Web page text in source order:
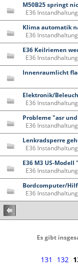
M50B25 springt
E36
Klima automatik
E36
E36 Keilriemen
E36
Innenraumlicht
Elektronik/
E36
Probleme "asr
E36
Lenkradsperre
E36
E36 M3 US-
E36
Bordcomputer/
E36
Es gibt
131
132